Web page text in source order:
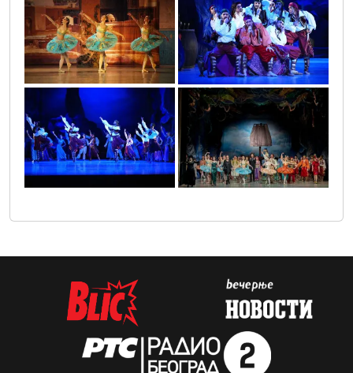
gusar_25 gusar_23
gusar_14 gusar_poklon